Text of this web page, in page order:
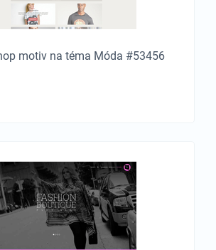
motiv na téma Móda #53456